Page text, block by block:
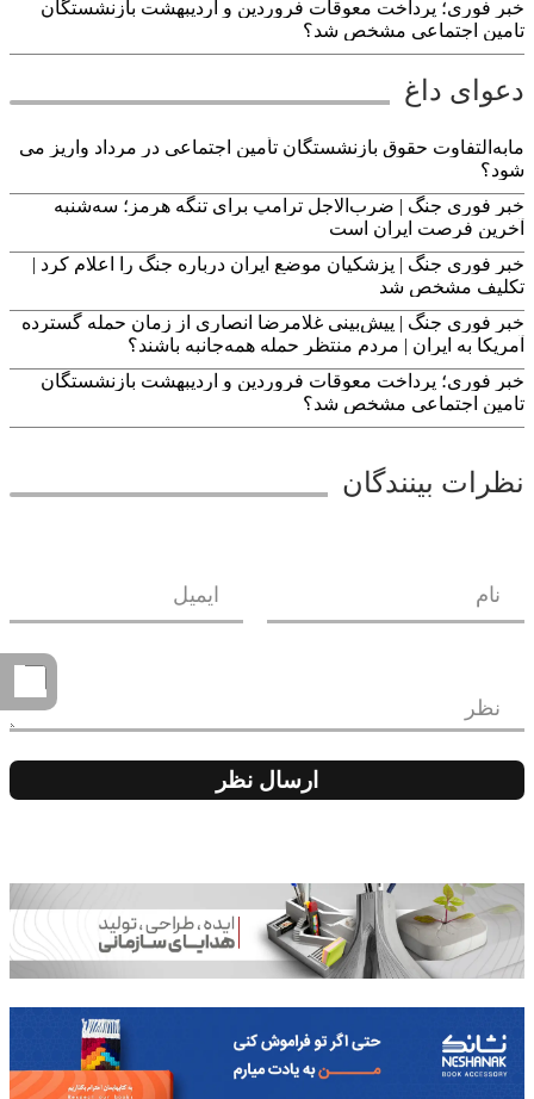
خبر فوری؛ پرداخت معوقات فروردین و اردیبهشت بازنشستگان
تامین اجتماعی مشخص شد؟
دعوای داغ
مابه‌التفاوت حقوق بازنشستگان تأمین اجتماعی در مرداد واریز می
شود؟
خبر فوری جنگ | ضرب‌الاجل ترامپ برای تنگه هرمز؛ سه‌شنبه
آخرین فرصت ایران است
خبر فوری جنگ | پزشکیان موضع ایران درباره جنگ را اعلام کرد |
تکلیف مشخص شد
خبر فوری جنگ | پیش‌بینی غلامرضا انصاری از زمان حمله گسترده
آمریکا به ایران | مردم منتظر حمله همه‌جانبه باشند؟
خبر فوری؛ پرداخت معوقات فروردین و اردیبهشت بازنشستگان
تامین اجتماعی مشخص شد؟
نظرات بینندگان
نام ایمیل
نظر
ارسال نظر